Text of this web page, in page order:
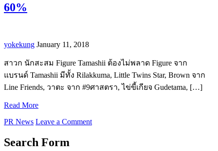
60%
yokekung January 11, 2018
สาวก นักสะสม Figure Tamashii ต้องไม่พลาด Figure จาก
แบรนด์ Tamashii มีทั้ง Rilakkuma, Little Twins Star, Brown จาก
Line Friends, วาตะ จาก #9ศาสตรา, ไข่ขี้เกียจ Gudetama, […]
Read More
PR News Leave a Comment
Search Form